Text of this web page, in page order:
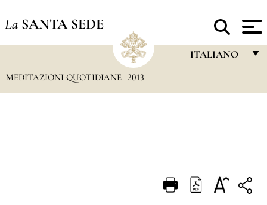
La SANTA SEDE
ITALIANO
DEUTSCH
MEDITAZIONI QUOTIDIANE 2013